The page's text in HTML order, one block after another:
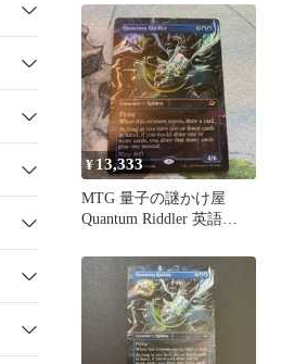
¥ 13,333
MTG 量子の謎かけ屋
Quantum Riddler 英語